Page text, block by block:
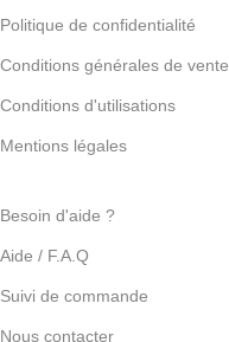
Politique de confidentialité
Conditions générales de vente
Conditions d'utilisations
Mentions légales
Besoin d'aide ?
Aide / F.A.Q
Suivi de commande
Nous contacter